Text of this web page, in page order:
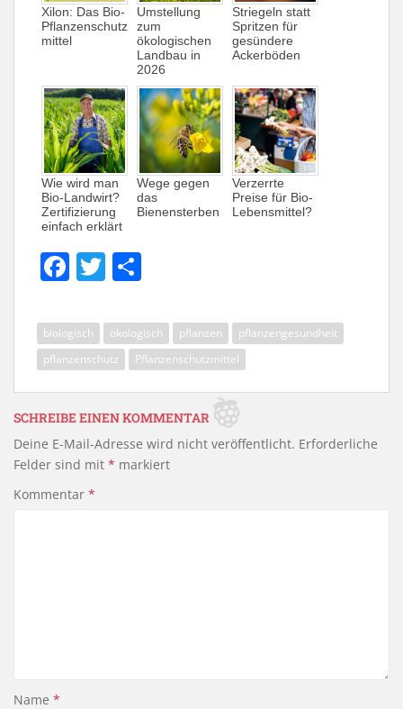
Xilon: Das Bio-
Pflanzenschutz
mittel
Umstellung
zum
ökologischen
Landbau in
2026
Striegeln statt
Spritzen für
gesündere
Ackerböden
Wie wird man
Bio-Landwirt?
Zertifizierung
einfach erklärt
Wege gegen
das
Bienensterben
Verzerrte
Preise für Bio-
Lebensmittel?
F
a
c
e
b
o
o
k
T
w
itt
er
le
n
biologisch ökologisch pflanzen
pflanzengesundheit
pflanzenschutz
Pflanzenschutzmittel
SCHREIBE EINEN KOMMENTAR
Deine E-Mail-Adresse wird nicht veröffentlicht. Erforderliche
Felder sind mit * markiert
Kommentar *
Name *